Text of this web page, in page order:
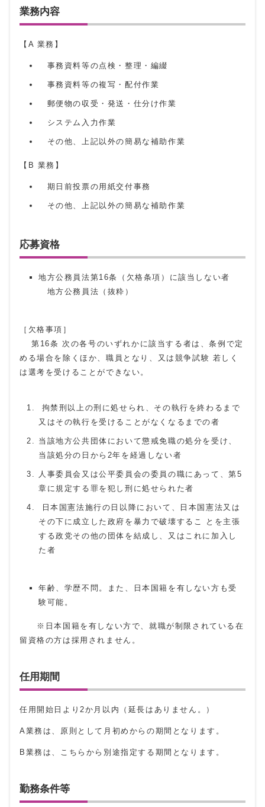
業務内容
【A 業務】
事務資料等の点検・整理・編綴
事務資料等の複写・配付作業
郵便物の収受・発送・仕分け作業
システム入力作業
その他、上記以外の簡易な補助作業
【B 業務】
期日前投票の用紙交付事務
その他、上記以外の簡易な補助作業
応募資格
地方公務員法第16条（欠格条項）に該当しない者
地方公務員法（抜粋）
［欠格事項］
第16条 次の各号のいずれかに該当する者は、条例で定
める場合を除くほか、職員となり、又は競争試験 若しく
は選考を受けることができない。
拘禁刑以上の刑に処せられ、その執行を終わるまで
又はその執行を受けることがなくなるまでの者
当該地方公共団体において懲戒免職の処分を受け、
当該処分の日から2年を経過しない者
人事委員会又は公平委員会の委員の職にあって、第5
章に規定する罪を犯し刑に処せられた者
日本国憲法施行の日以降において、日本国憲法又は
その下に成立した政府を暴力で破壊するこ とを主張
する政党その他の団体を結成し、又はこれに加入し
た者
年齢、学歴不問。また、日本国籍を有しない方も受
験可能。
※日本国籍を有しない方で、就職が制限されている在
留資格の方は採用されません。
任用期間
任用開始日より2か月以内（延長はありません。）
A業務は、原則として月初めからの期間となります。
B業務は、こちらから別途指定する期間となります。
勤務条件等